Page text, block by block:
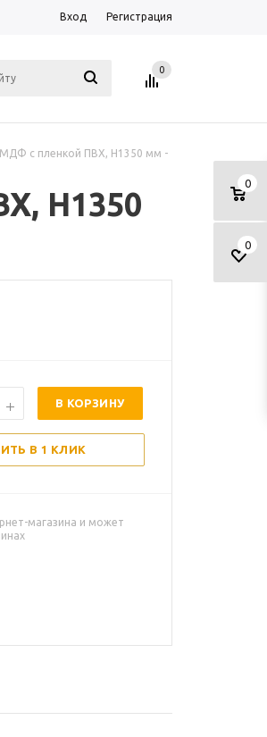
Вход Регистрация
0
0
0
МДФ с пленкой ПВХ, H1350 мм -
H1350
В КОРЗИНУ
В 1 КЛИК
магазина и может